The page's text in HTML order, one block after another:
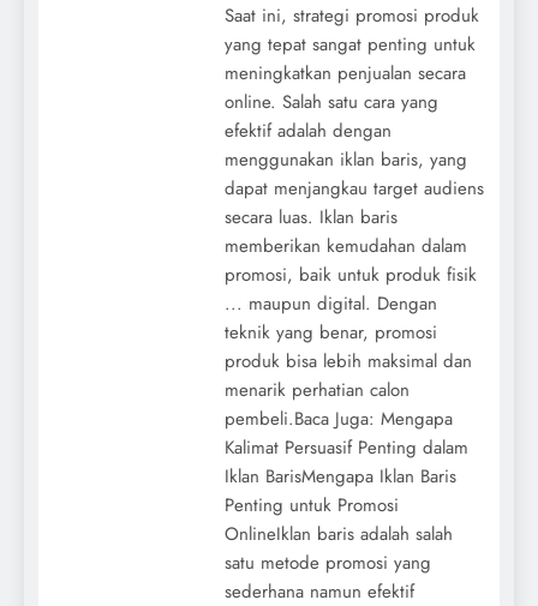
Saat ini, strategi promosi produk
yang tepat sangat penting untuk
meningkatkan penjualan secara
online. Salah satu cara yang
efektif adalah dengan
menggunakan iklan baris, yang
dapat menjangkau target audiens
secara luas. Iklan baris
memberikan kemudahan dalam
promosi, baik untuk produk fisik
... maupun digital. Dengan
teknik yang benar, promosi
produk bisa lebih maksimal dan
menarik perhatian calon
pembeli.Baca Juga: Mengapa
Kalimat Persuasif Penting dalam
Iklan BarisMengapa Iklan Baris
Penting untuk Promosi
OnlineIklan baris adalah salah
satu metode promosi yang
sederhana namun efektif